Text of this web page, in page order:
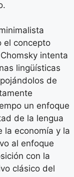
el concepto
intenta
lingüísticas
de
un enfoque
de la lengua
la economía y la
al enfoque
con la
clásico del